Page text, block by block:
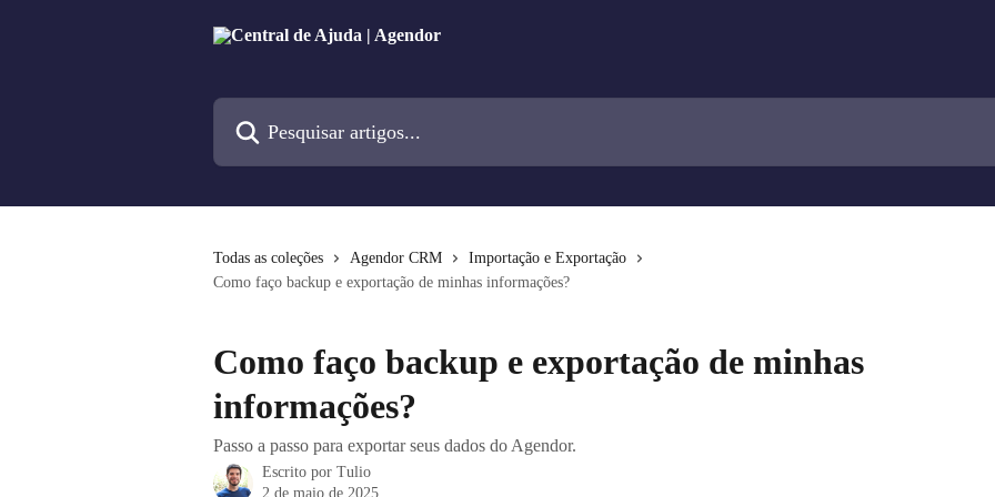
Todas as coleções Agendor CRM
Importação e Exportação
Como faço backup e exportação de minhas informações?
Como faço backup e exportação de minhas
informações?
Passo a passo para exportar seus dados do Agendor.
Escrito por Tulio
2 de maio de 2025